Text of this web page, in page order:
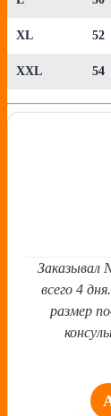
XL 52
XXL 54
Заказывал
всего 4
размер